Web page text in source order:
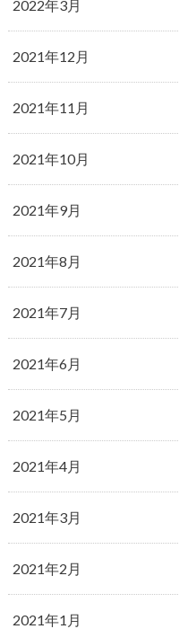
2022年3月
2021年12月
2021年11月
2021年10月
2021年9月
2021年8月
2021年7月
2021年6月
2021年5月
2021年4月
2021年3月
2021年2月
2021年1月